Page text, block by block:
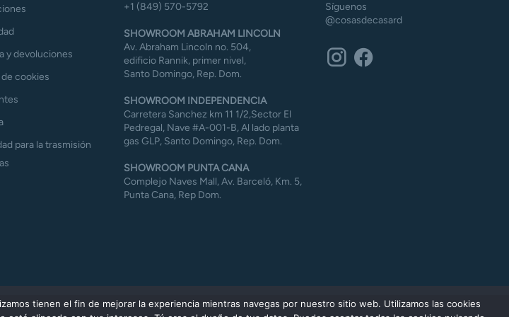
y devoluciones
cookies
para la trasmisión
+1 (849) 570-5792
SHOWROOM ABRAHAM LINCOLN
Av. Abraham Lincoln no. 504,
edificio Rannik, primer nivel,
Santo Domingo, Rep. Dom.
SHOWROOM INDEPENDENCIA
Carretera Sanchez km 11 1/2,Sector El
Pedregal, Nave #A-001-B, Al lado planta
gas GLP, Santo Domingo, Rep. Dom.
SHOWROOM PUNTA CANA
Complejo Naves Mall, Av. Barceló, Km. 5,
Punta Cana, Rep Dom.
Síguenos
@cosasdecasard
tienen el fin de mejorar la experiencia mientras navegas por nuestro sitio web. Utilizamos las cookies